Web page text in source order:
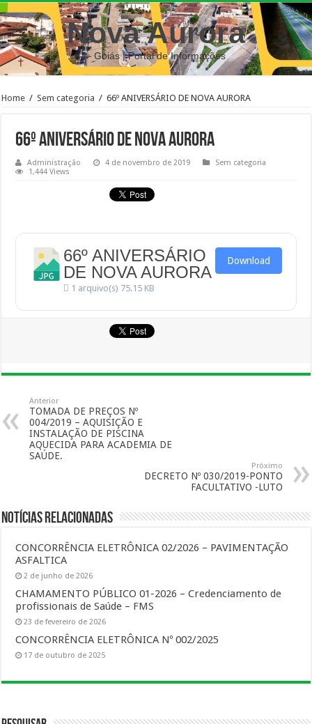
Nova Aurora
– Goiás | Portal de Informações
Home / Sem categoria / 66º ANIVERSÁRIO DE NOVA AURORA
66º ANIVERSÁRIO DE NOVA AURORA
Administração 4 de novembro de 2019
Sem categoria
1,444 Views
66º ANIVERSÁRIO
DE NOVA AURORA
1 arquivo(s) 75.15 KB
Download
Anterior
TOMADA DE PREÇOS Nº
004/2019 – AQUISIÇÃO E
INSTALAÇÃO DE PISCINA
AQUECIDA PARA ACADEMIA DE
SAÚDE.
Próximo
DECRETO Nº 030/2019-PONTO
FACULTATIVO -LUTO
Notícias Relacionadas
CONCORRÊNCIA ELETRÔNICA 02/2026 – PAVIMENTAÇÃO
ASFALTICA
2 de junho de 2026
CHAMAMENTO PÚBLICO 01-2026 – Credenciamento de
profissionais de Saúde – FMS
23 de fevereiro de 2026
CONCORRÊNCIA ELETRÔNICA Nº 002/2025
17 de outubro de 2025